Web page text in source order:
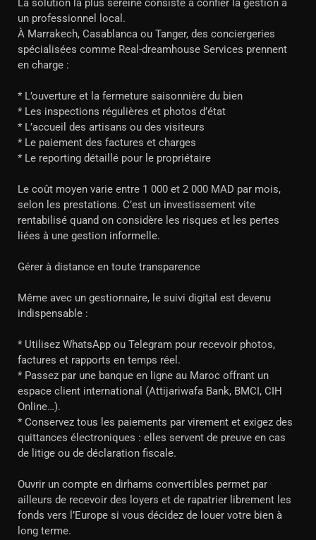
La solution la plus sereine consiste à confier la gestion à
un professionnel local.
À Marrakech, Casablanca ou Tanger, des conciergeries
spécialisées comme Real-dreamhouse Services prennent
en charge :
* L’ouverture et la fermeture saisonnière du bien
* Les inspections régulières et photos d’état
* L’accueil des artisans ou des visiteurs
* Le paiement des factures et charges
* Le reporting détaillé pour le propriétaire
Le coût moyen varie entre 1 000 et 2 000 MAD par mois,
selon les prestations. C’est un investissement vite
rentabilisé quand on considère les risques et les pertes
liées à une gestion informelle.
Gérer à distance en toute transparence
Même avec un gestionnaire, le suivi digital est devenu
indispensable :
* Utilisez WhatsApp ou Telegram pour recevoir photos,
factures et rapports en temps réel.
* Passez par une banque en ligne au Maroc offrant un
espace client international (Attijariwafa Bank, BMCI, CIH
Online…).
* Conservez tous les paiements par virement et exigez des
quittances électroniques : elles servent de preuve en cas
de litige ou de déclaration fiscale.
Ouvrir un compte en dirhams convertibles permet par
ailleurs de recevoir des loyers et de rapatrier librement les
fonds vers l’Europe si vous décidez de louer votre bien à
long terme.